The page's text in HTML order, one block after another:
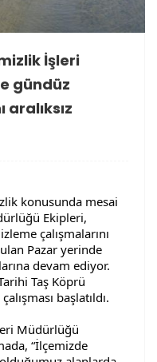
İşleri
gündüz
aralıksız
konusunda mesai
Ekipleri,
çalışmalarını
Pazar yerinde
devam ediyor.
Taş Köprü
başlatıldı.
Müdürlüğü
“İlçemizde